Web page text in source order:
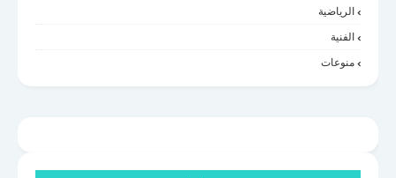
الرياضية
الفنية
منوعات